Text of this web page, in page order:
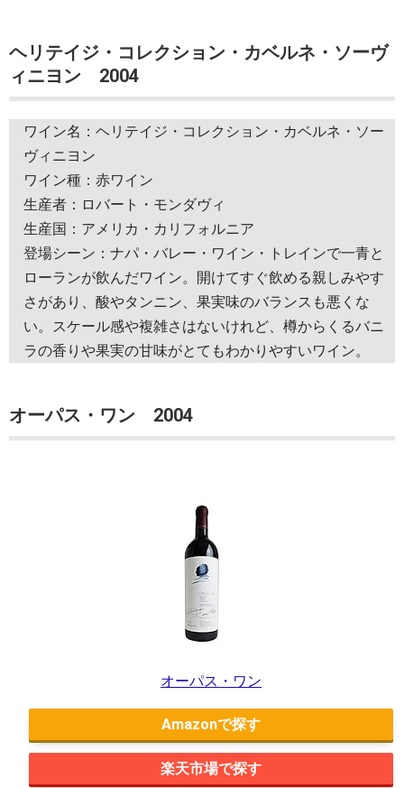
ヘリテイジ・コレクション・カベルネ・ソーヴ
ィニヨン 2004
ワイン名：ヘリテイジ・コレクション・カベルネ・ソー
ヴィニヨン
ワイン種：赤ワイン
生産者：ロバート・モンダヴィ
生産国：アメリカ・カリフォルニア
登場シーン：ナパ・バレー・ワイン・トレインで一青と
ローランが飲んだワイン。開けてすぐ飲める親しみやす
さがあり、酸やタンニン、果実味のバランスも悪くな
い。スケール感や複雑さはないけれど、樽からくるバニ
ラの香りや果実の甘味がとてもわかりやすいワイン。
オーパス・ワン 2004
オーパス・ワン
Amazon
楽天市場